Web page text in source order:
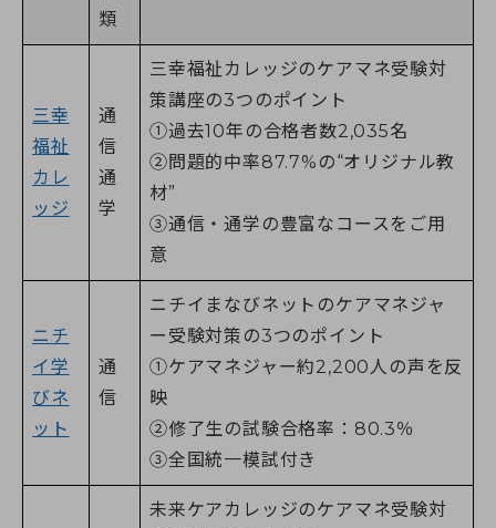
類
三幸
福祉
カレ
ッジ
通
信
通
学
三幸福祉カレッジのケアマネ受験対
策講座の3つのポイント
➀過去10年の合格者数2,035名
➁問題的中率87.7%の“オリジナル教
材”
③通信・通学の豊富なコースをご用
意
ニチ
イ学
びネ
ット
通
信
ニチイまなびネットのケアマネジャ
ー受験対策の3つのポイント
➀ケアマネジャー約2,200人の声を反
映
➁修了生の試験合格率：80.3％
③全国統一模試付き
未来ケアカレッジのケアマネ受験対